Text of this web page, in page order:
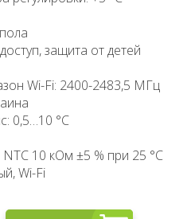
защита от детей
Wi-Fi: 2400-2483,5 МГц
0,5…10 °C
10 кОм ±5 % при 25 °C
Wi-Fi